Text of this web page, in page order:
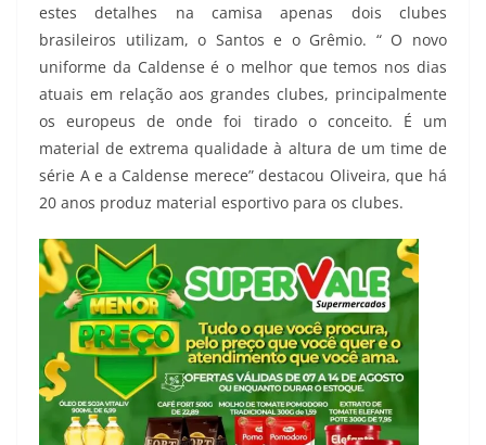
estes detalhes na camisa apenas dois clubes
brasileiros utilizam, o Santos e o Grêmio. “ O novo
uniforme da Caldense é o melhor que temos nos dias
atuais em relação aos grandes clubes, principalmente
os europeus de onde foi tirado o conceito. É um
material de extrema qualidade à altura de um time de
série A e a Caldense merece” destacou Oliveira, que há
20 anos produz material esportivo para os clubes.